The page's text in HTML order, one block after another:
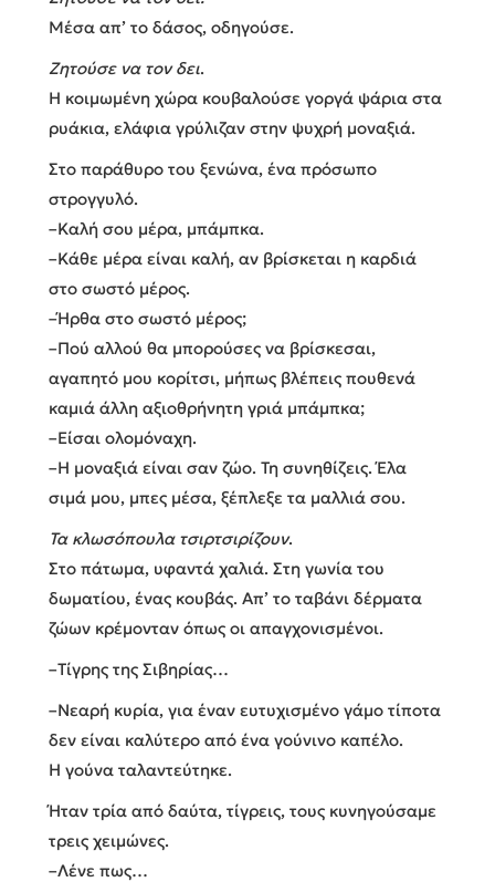
Μέσα απ’ το δάσος, οδηγούσε.
Ζητούσε να τον δει.
Η κοιμωμένη χώρα κουβαλούσε γοργά ψάρια στα
ρυάκια, ελάφια γρύλιζαν στην ψυχρή μοναξιά.
Στο παράθυρο του ξενώνα, ένα πρόσωπο
στρογγυλό.
–Καλή σου μέρα, μπάμπκα.
–Κάθε μέρα είναι καλή, αν βρίσκεται η καρδιά
στο σωστό μέρος.
–Ήρθα στο σωστό μέρος;
–Πού αλλού θα μπορούσες να βρίσκεσαι,
αγαπητό μου κορίτσι, μήπως βλέπεις πουθενά
καμιά άλλη αξιοθρήνητη γριά μπάμπκα;
–Είσαι ολομόναχη.
–Η μοναξιά είναι σαν ζώο. Τη συνηθίζεις. Έλα
σιμά μου, μπες μέσα, ξέπλεξε τα μαλλιά σου.
Τα κλωσόπουλα τσιρτσιρίζουν.
Στο πάτωμα, υφαντά χαλιά. Στη γωνία του
δωματίου, ένας κουβάς. Απ’ το ταβάνι δέρματα
ζώων κρέμονταν όπως οι απαγχονισμένοι.
–Τίγρης της Σιβηρίας…
–Νεαρή κυρία, για έναν ευτυχισμένο γάμο τίποτα
δεν είναι καλύτερο από ένα γούνινο καπέλο.
Η γούνα ταλαντεύτηκε.
Ήταν τρία από δαύτα, τίγρεις, τους κυνηγούσαμε
τρεις χειμώνες.
–Λένε πως…